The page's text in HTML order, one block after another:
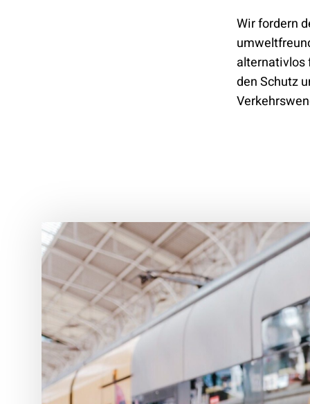
Wir fordern
alternativlos
den Schutz